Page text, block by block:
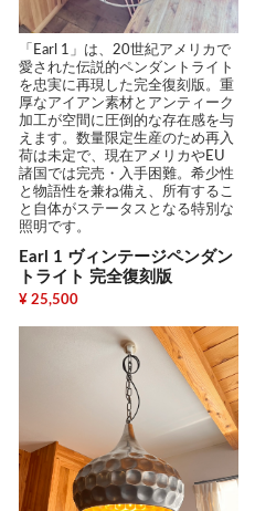
「Earl 1」は、20世紀アメリカで
愛された伝説的ペンダントライト
を忠実に再現した完全復刻版。重
厚なアイアン素材とアンティーク
加工が空間に圧倒的な存在感を与
えます。数量限定生産のため再入
荷は未定で、現在アメリカやEU
諸国では完売・入手困難。希少性
と物語性を兼ね備え、所有するこ
と自体がステータスとなる特別な
照明です。
Earl 1 ヴィンテージペンダン
トライト 完全復刻版
¥ 25,500